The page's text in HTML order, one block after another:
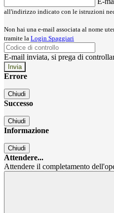
all'indirizzo indicato con le istruzioni
Non hai una e-mail associata al nome
tramite la Login Spaggiari
E-mail inviata, si prega di
Errore
Chiudi
Successo
Chiudi
Informazione
Chiudi
Attendere...
Attendere il completamento